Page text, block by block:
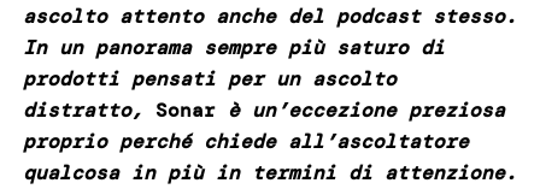
ascolto attento anche del podcast stesso.
In un panorama sempre più saturo di
prodotti pensati per un ascolto
distratto, Sonarè un’eccezione preziosa
proprio perché chiede all’ascoltatore
qualcosa in più in termini di attenzione.